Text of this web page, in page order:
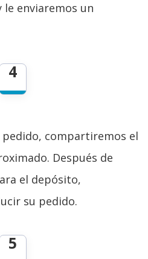
le enviaremos un
4
compartiremos el
Después de
el depósito,
su pedido.
5